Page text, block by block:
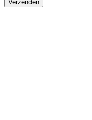
Verzenden